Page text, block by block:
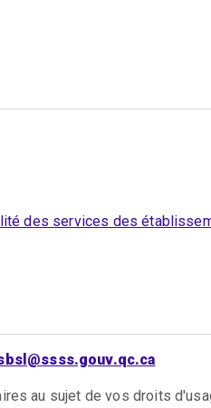
des services des
au sujet de vos droits